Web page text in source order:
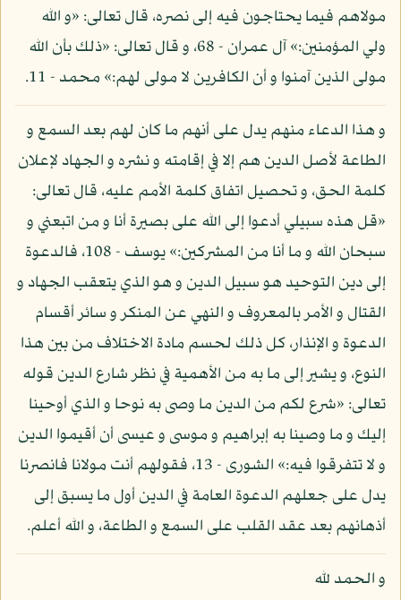
مولاهم فيما يحتاجون فيه إلى نصره، قال تعالى: «و الله
ولي المؤمنين:» آل عمران - 68، و قال تعالى: «ذلك بأن الله
مولى الذين آمنوا و أن الكافرين لا مولى لهم:» محمد - 11.
و هذا الدعاء منهم يدل على أنهم ما كان لهم بعد السمع و
الطاعة لأصل الدين هم إلا في إقامته و نشره و الجهاد لإعلان
كلمة الحق، و تحصيل اتفاق كلمة الأمم عليه، قال تعالى:
«قل هذه سبيلي أدعوا إلى الله على بصيرة أنا و من اتبعني و
سبحان الله و ما أنا من المشركين:» يوسف - 108، فالدعوة
إلى دين التوحيد هو سبيل الدين و هو الذي يتعقب الجهاد و
القتال و الأمر بالمعروف و النهي عن المنكر و سائر أقسام
الدعوة و الإنذار، كل ذلك لحسم مادة الاختلاف من بين هذا
النوع، و يشير إلى ما به من الأهمية في نظر شارع الدين قوله
تعالى: «شرع لكم من الدين ما وصى به نوحا و الذي أوحينا
إليك و ما وصينا به إبراهيم و موسى و عيسى أن أقيموا الدين
و لا تتفرقوا فيه:» الشورى - 13، فقولهم أنت مولانا فانصرنا
يدل على جعلهم الدعوة العامة في الدين أول ما يسبق إلى
أذهانهم بعد عقد القلب على السمع و الطاعة، و الله أعلم.
و الحمد لله